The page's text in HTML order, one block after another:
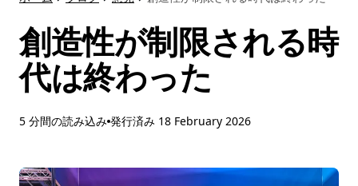
創造性が制限される時
代は終わった
5 分間の読み込み 発行済み 18 February 2026